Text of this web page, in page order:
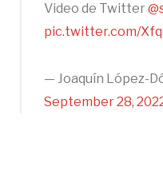
Video de Twitter
pic.twitter.com/
— Joaquín López-
September 28,